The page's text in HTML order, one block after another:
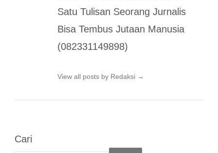
Satu Tulisan Seorang Jurnalis
Bisa Tembus Jutaan Manusia
(082331149898)
View all posts by Redaksi →
Cari